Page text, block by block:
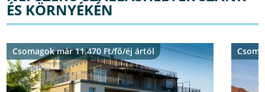
ÉS KÖRNYÉKÉN
Csomagok már 11.470 Ft/fő/éj ártól